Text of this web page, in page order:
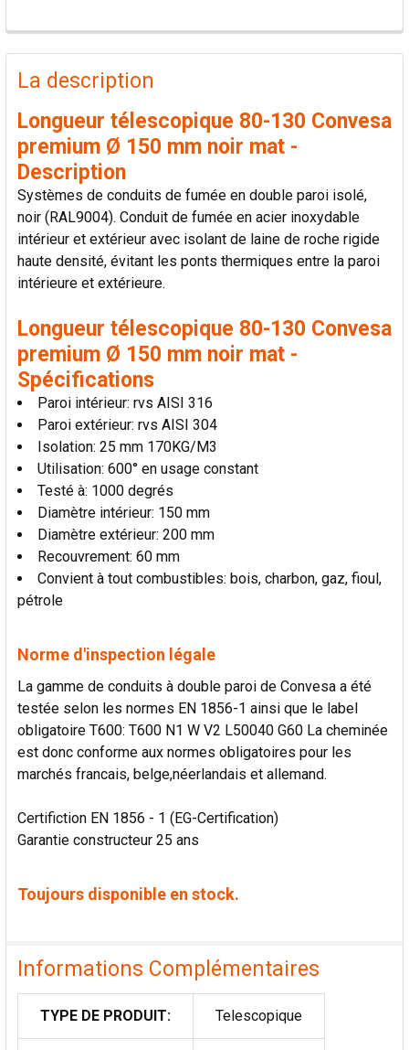
PRODUITS
FRÉQUEMMENT
ACHETÉS
TOUT
SÉLECTIONNER
AJOUTER
LA
SÉLECTION
AU PANIER
La description
Longueur télescopique 80-130 Convesa
premium Ø 150 mm noir mat -
Description
Systèmes de conduits de fumée en double paroi isolé,
noir (RAL9004). Conduit de fumée en acier inoxydable
intérieur et extérieur avec isolant de laine de roche rigide
haute densité, évitant les ponts thermiques entre la paroi
intérieure et extérieure.
Longueur télescopique 80-130 Convesa
premium Ø 150 mm noir mat -
Spécifications
Paroi intérieur: rvs AISI 316
Paroi extérieur: rvs AISI 304
Isolation: 25 mm 170KG/M3
Utilisation: 600° en usage constant
Testé à: 1000 degrés
Diamètre intérieur: 150 mm
Diamètre extérieur: 200 mm
Recouvrement: 60 mm
Convient à tout combustibles: bois, charbon, gaz, fioul,
pétrole
Norme d'inspection légale
La gamme de conduits à double paroi de Convesa a été
testée selon les normes EN 1856-1 ainsi que le label
obligatoire T600: T600 N1 W V2 L50040 G60 La cheminée
est donc conforme aux normes obligatoires pour les
marchés francais, belge,néerlandais et allemand.
Certifiction EN 1856 - 1 (EG-Certification)
Garantie constructeur 25 ans
Toujours disponible en stock.
Informations Complémentaires
TYPE DE PRODUIT: Telescopique